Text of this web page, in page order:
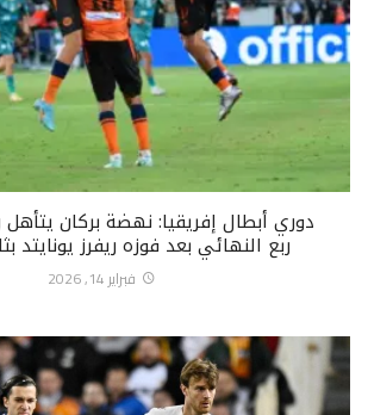
دوري أبطال إفريقيا: نهضة بركان
ربع النهائي بعد فوزه ريفرز يونايتد
فبراير 14, 2026